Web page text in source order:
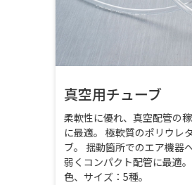
真空用チューブ
柔軟性に優れ、真空配管の
に最適。 極軟質のポリウレ
ブ。 揺動箇所でのエア機器
弱くコンパクト配管に最適
色、サイズ：5種。